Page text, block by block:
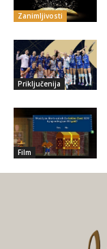
Zanimljivosti
Priključenija
Film